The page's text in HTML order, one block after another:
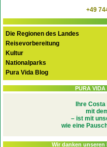
+49
Die Regionen des Landes
Reisevorbereitung
Kultur
Nationalparks
Pura Vida Blog
PURA
Ihre
mit
– ist mit
wie eine
Wir danken